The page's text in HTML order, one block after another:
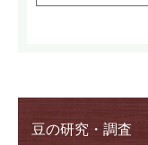
豆の研究・調査